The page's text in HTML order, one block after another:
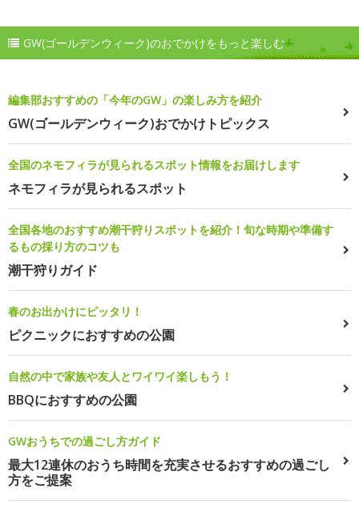
GW(ゴールデンウィーク)のおでかけをもっと楽しむ
編集部おすすめの「今年のGW」の楽しみ方を紹介
GW(ゴールデンウィーク)おでかけトピックス
全国のネモフィラが見られるスポット情報をお届けします
ネモフィラが見られるスポット
全国各地のおすすめ潮干狩りスポットを紹介！旬な時期や準備す
るもの採り方のコツも
潮干狩りガイド
春のお出かけにピッタリ！
ピクニックにおすすめの公園
自然の中で家族や友人とワイワイ楽しもう！
BBQにおすすめの公園
GWおうちでの過ごし方ガイド
最大12連休のおうち時間を充実させるおすすめの過ごし
方をご提案